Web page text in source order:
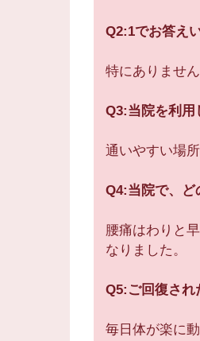
Q2:1でお答え
特にありません
Q3:当院を利用
通いやすい場
Q4:当院で、ど
腰痛はわりと
なりました。
Q5:ご回復され
毎日体が楽に